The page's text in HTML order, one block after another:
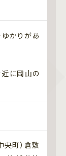
ゆかりがあ
に岡山の
央町）倉敷